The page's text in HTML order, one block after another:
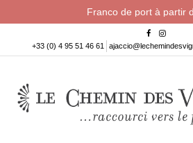
Franco de port à partir
+33 (0) 4 95 51 46 61